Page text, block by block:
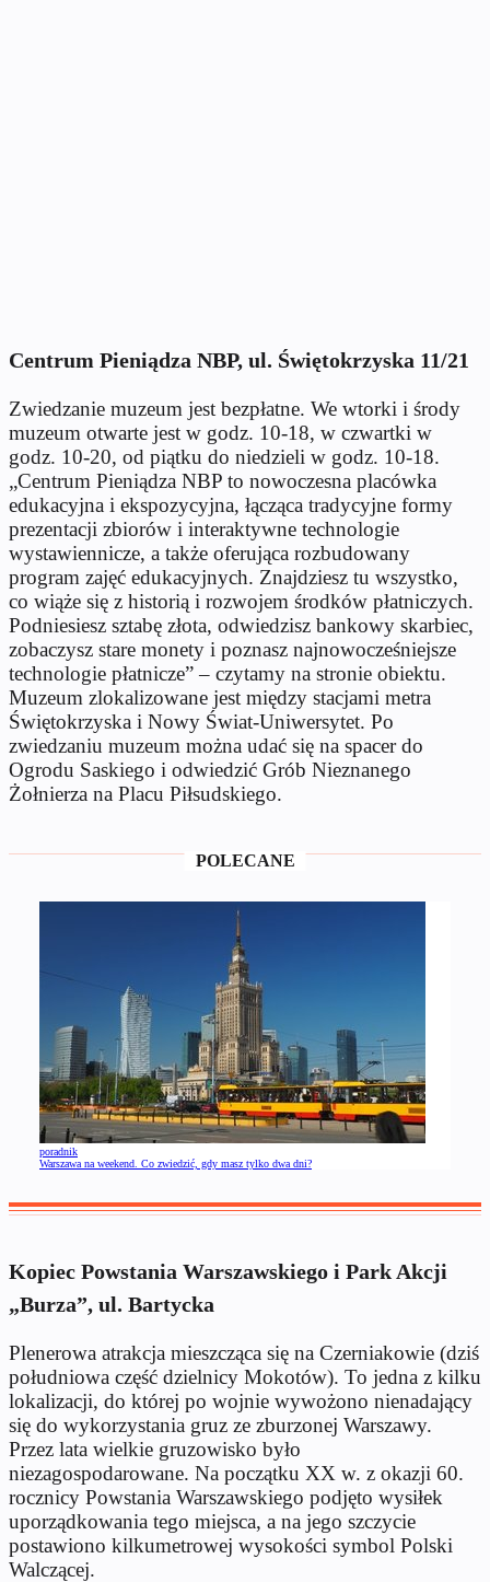
Centrum Pieniądza NBP, ul. Świętokrzyska 11/21
Zwiedzanie muzeum jest bezpłatne. We wtorki i środy
muzeum otwarte jest w godz. 10-18, w czwartki w
godz. 10-20, od piątku do niedzieli w godz. 10-18.
„Centrum Pieniądza NBP to nowoczesna placówka
edukacyjna i ekspozycyjna, łącząca tradycyjne formy
prezentacji zbiorów i interaktywne technologie
wystawiennicze, a także oferująca rozbudowany
program zajęć edukacyjnych. Znajdziesz tu wszystko,
co wiąże się z historią i rozwojem środków płatniczych.
Podniesiesz sztabę złota, odwiedzisz bankowy skarbiec,
zobaczysz stare monety i poznasz najnowocześniejsze
technologie płatnicze” – czytamy na stronie obiektu.
Muzeum zlokalizowane jest między stacjami metra
Świętokrzyska i Nowy Świat-Uniwersytet. Po
zwiedzaniu muzeum można udać się na spacer do
Ogrodu Saskiego i odwiedzić Grób Nieznanego
Żołnierza na Placu Piłsudskiego.
POLECANE
poradnik
Warszawa na weekend. Co zwiedzić, gdy masz tylko dwa dni?
Kopiec Powstania Warszawskiego i Park Akcji
„Burza”, ul. Bartycka
Plenerowa atrakcja mieszcząca się na Czerniakowie (dziś
południowa część dzielnicy Mokotów). To jedna z kilku
lokalizacji, do której po wojnie wywożono nienadający
się do wykorzystania gruz ze zburzonej Warszawy.
Przez lata wielkie gruzowisko było
niezagospodarowane. Na początku XX w. z okazji 60.
rocznicy Powstania Warszawskiego podjęto wysiłek
uporządkowania tego miejsca, a na jego szczycie
postawiono kilkumetrowej wysokości symbol Polski
Walczącej.